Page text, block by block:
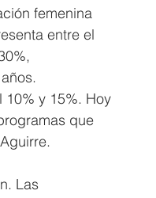
femenina
entre el
10% y 15%. Hoy
que
Las